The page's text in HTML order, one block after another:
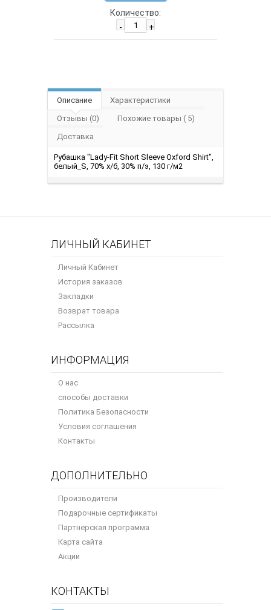
Количество:
-
+
Описание
Характеристики
Отзывы (0)
Похожие товары ( 5)
Доставка
Рубашка "Lady-Fit Short Sleeve Oxford Shirt",
белый_S, 70% х/б, 30% п/э, 130 г/м2
ЛИЧНЫЙ КАБИНЕТ
Личный Кабинет
История заказов
Закладки
Возврат товара
Рассылка
ИНФОРМАЦИЯ
О нас
способы доставки
Политика Безопасности
Условия соглашения
Контакты
ДОПОЛНИТЕЛЬНО
Производители
Подарочные сертификаты
Партнёрская программа
Карта сайта
Акции
КОНТАКТЫ